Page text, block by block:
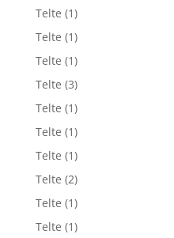
Telte (1)
Telte (1)
Telte (1)
Telte (3)
Telte (1)
Telte (1)
Telte (1)
Telte (2)
Telte (1)
Telte (1)